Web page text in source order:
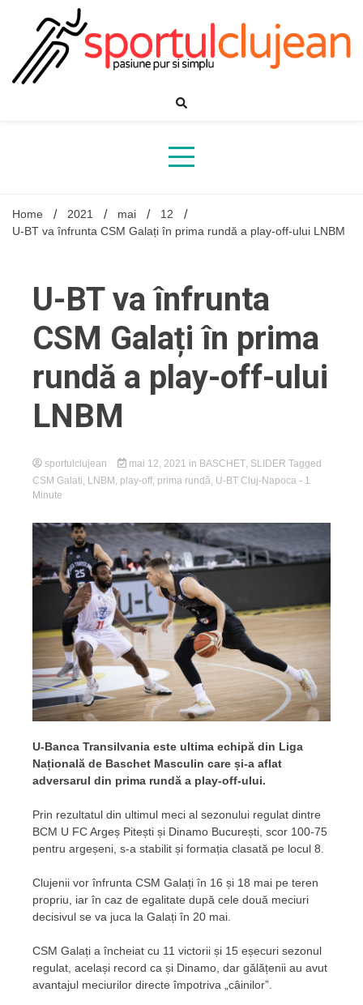
Home 2021 mai
12
U-BT va înfrunta CSM Galați în prima rundă a play-off-ului LNBM
U-BT va înfrunta
CSM Galați în prima
rundă a play-off-ului
LNBM
sportulclujean mai 12, 2021 in BASCHET, SLIDER Tagged
CSM Galati LNBM play-off prima rundă U-BT Cluj-Napoca - 1
Minute
U-Banca Transilvania este ultima echipă din Liga
Națională de Baschet Masculin care și-a aflat
adversarul din prima rundă a play-off-ului.
Prin rezultatul din ultimul meci al sezonului regulat dintre
BCM U FC Argeș Pitești și Dinamo București, scor 100-75
pentru argeșeni, s-a stabilit și formația clasată pe locul 8.
Clujenii vor înfrunta CSM Galați în 16 și 18 mai pe teren
propriu, iar în caz de egalitate după cele două meciuri
decisivul se va juca la Galați în 20 mai.
CSM Galați a încheiat cu 11 victorii și 15 eșecuri sezonul
regulat, același record ca și Dinamo, dar gălățenii au avut
avantajul meciurilor directe împotriva „câinilor”.